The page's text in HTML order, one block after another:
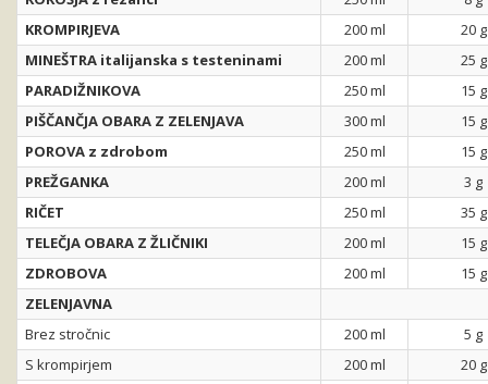
KROMPIRJEVA
200 ml
20 g
MINEŠTRA italijanska s testeninami
200 ml
25 g
PARADIŽNIKOVA
250 ml
15 g
PIŠČANČJA OBARA Z ZELENJAVA
300 ml
15 g
POROVA z zdrobom
250 ml
15 g
PREŽGANKA
200 ml
3 g
RIČET
250 ml
35 g
TELEČJA OBARA Z ŽLIČNIKI
200 ml
15 g
ZDROBOVA
200 ml
15 g
ZELENJAVNA
Brez stročnic
200 ml
5 g
S krompirjem
200 ml
20 g